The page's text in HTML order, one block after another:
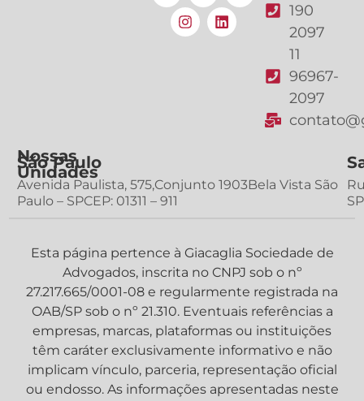
190
2097
11
96967-
2097
Nossas
Unidades
São Paulo
Avenida Paulista, 575,Conjunto 1903Bela Vista São
Paulo – SPCEP: 01311 – 911
Esta página pertence à Giacaglia Sociedade de
Advogados, inscrita no CNPJ sob o nº
27.217.665/0001-08 e regularmente registrada na
OAB/SP sob o nº 21.310. Eventuais referências a
empresas, marcas, plataformas ou instituições
têm caráter exclusivamente informativo e não
implicam vínculo, parceria, representação oficial
ou endosso. As informações apresentadas neste